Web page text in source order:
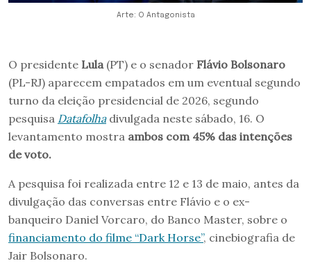
Arte: O Antagonista
O presidente Lula (PT) e o senador Flávio Bolsonaro
(PL-RJ) aparecem empatados em um eventual segundo
turno da eleição presidencial de 2026, segundo
pesquisa Datafolhadivulgada neste sábado, 16. O
levantamento mostra ambos com 45% das intenções
de voto.
A pesquisa foi realizada entre 12 e 13 de maio, antes da
divulgação das conversas entre Flávio e o ex-
banqueiro Daniel Vorcaro, do Banco Master, sobre o
financiamento do filme “Dark Horse”, cinebiografia de
Jair Bolsonaro.